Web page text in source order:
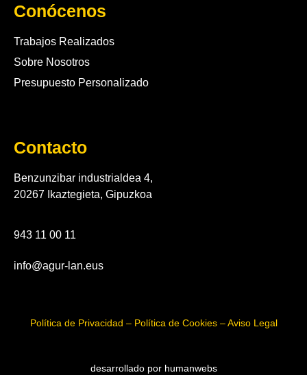
Conócenos
Trabajos Realizados
Sobre Nosotros
Presupuesto Personalizado
Contacto
Benzunzibar industrialdea 4,
20267 Ikaztegieta, Gipuzkoa
943 11 00 11
info@agur-lan.eus
Política de Privacidad – Política de Cookies – Aviso Legal
desarrollado por humanwebs